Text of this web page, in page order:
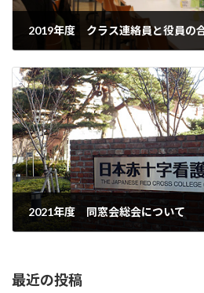
2019年度 クラス連絡員と役員の
2021年度 同窓会総会について
最近の投稿